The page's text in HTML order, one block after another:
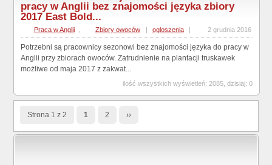
pracy w Anglii bez znajomości języka zbiory
2017 East Bold...
Praca w Anglii Zbiory owoców | ogloszenia | 2 grudnia 2016
Potrzebni są pracownicy sezonowi bez znajomości języka do pracy w
Anglii przy zbiorach owoców. Zatrudnienie na plantacji truskawek
możliwe od maja 2017 z zakwat...
ilość wszystkich wyświetleń: 2085, dzisiaj: 0
Strona 1 z 2 1 2 ››